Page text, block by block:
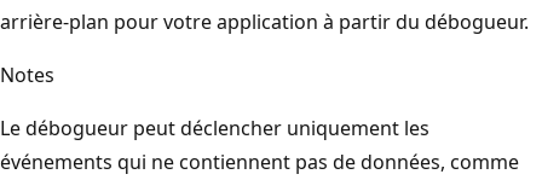
arrière-plan pour votre application à partir du débogueur.
Notes
Le débogueur peut déclencher uniquement les
événements qui ne contiennent pas de données, comme